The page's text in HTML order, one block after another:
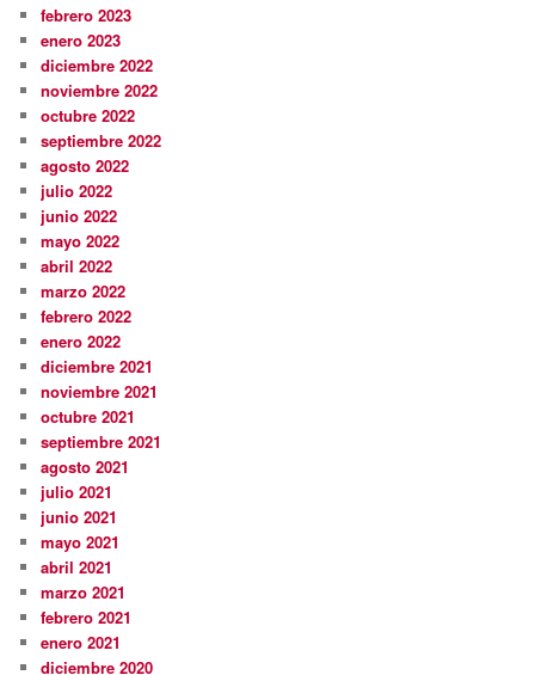
febrero 2023
enero 2023
diciembre 2022
noviembre 2022
octubre 2022
septiembre 2022
agosto 2022
julio 2022
junio 2022
mayo 2022
abril 2022
marzo 2022
febrero 2022
enero 2022
diciembre 2021
noviembre 2021
octubre 2021
septiembre 2021
agosto 2021
julio 2021
junio 2021
mayo 2021
abril 2021
marzo 2021
febrero 2021
enero 2021
diciembre 2020